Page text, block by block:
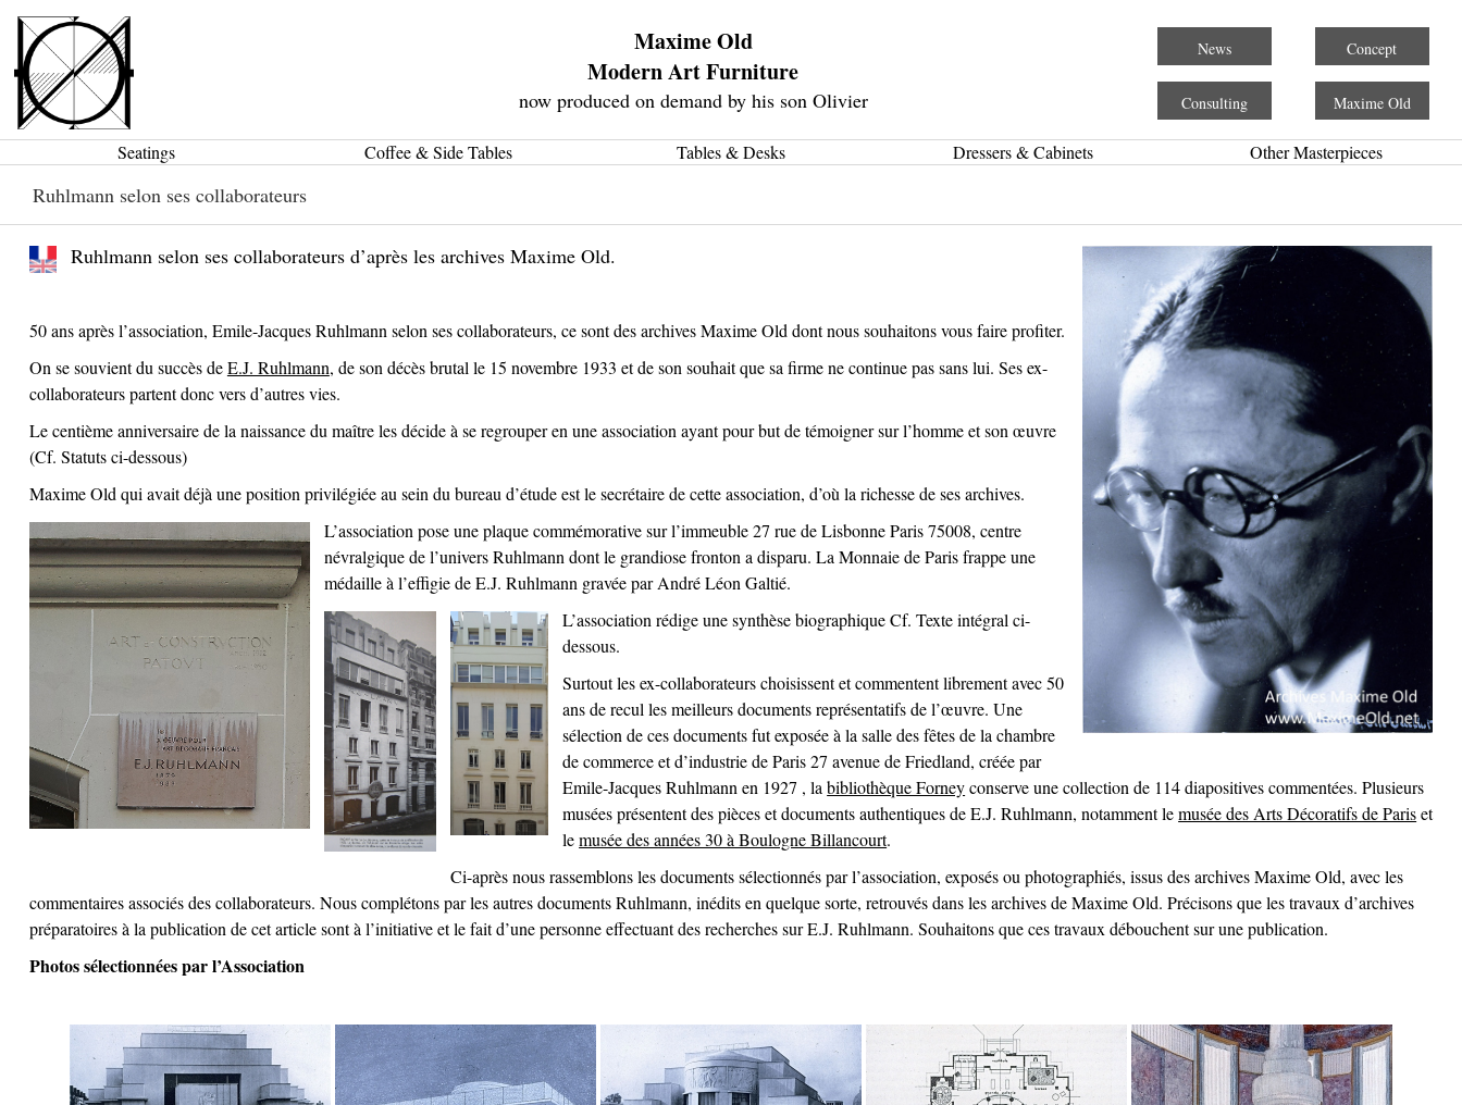
Maxime Old
Modern Art Furniture
now produced on demand by his son Olivier
News Concept
Consulting Maxime Old
Seatings Coffee & Side Tables Tables & Desks Dressers & Cabinets Other Masterpieces
Ruhlmann selon ses collaborateurs
Ruhlmann selon ses collaborateurs d’après les archives Maxime Old.
50 ans après l’association, Emile-Jacques Ruhlmann selon ses collaborateurs, ce sont des archives Maxime Old dont nous souhaitons vous faire profiter.
On se souvient du succès deE.J. Ruhlmann, de son décès brutal le 15 novembre 1933 et de son souhait que sa firme ne continue pas sans lui. Ses ex-
collaborateurs partent donc vers d’autres vies.
Le centième anniversaire de la naissance du maître les décide à se regrouper en une association ayant pour but de témoigner sur l’homme et son œuvre
(Cf. Statuts ci-dessous)
Maxime Old qui avait déjà une position privilégiée au sein du bureau d’étude est le secrétaire de cette association, d’où la richesse de ses archives.
L’association pose une plaque commémorative sur l’immeuble 27 rue de Lisbonne Paris 75008, centre
névralgique de l’univers Ruhlmann dont le grandiose fronton a disparu. La Monnaie de Paris frappe une
médaille à l’effigie de E.J. Ruhlmann gravée par André Léon Galtié.
L’association rédige une synthèse biographique Cf. Texte intégral ci-
dessous.
Surtout les ex-collaborateurs choisissent et commentent librement avec 50
ans de recul les meilleurs documents représentatifs de l’œuvre. Une
sélection de ces documents fut exposée à la salle des fêtes de la chambre
de commerce et d’industrie de Paris 27 avenue de Friedland, créée par
Emile-Jacques Ruhlmann en 1927 , labibliothèque Forneyconserve une collection de 114 diapositives commentées. Plusieurs
musées présentent des pièces et documents authentiques de E.J. Ruhlmann, notamment lemusée des Arts Décoratifs de Pariset
lemusée des années 30 à Boulogne Billancourt.
Ci-après nous rassemblons les documents sélectionnés par l’association, exposés ou photographiés, issus des archives Maxime Old, avec les
commentaires associés des collaborateurs. Nous complétons par les autres documents Ruhlmann, inédits en quelque sorte, retrouvés dans les archives de Maxime Old. Précisons que les travaux d’archives
préparatoires à la publication de cet article sont à l’initiative et le fait d’une personne effectuant des recherches sur E.J. Ruhlmann. Souhaitons que ces travaux débouchent sur une publication.
Photos sélectionnées par l’Association